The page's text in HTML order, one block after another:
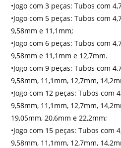
•Jogo com 3 peças: Tubos com
•Jogo com 5 peças: Tubos com
9,58mm e 11,1mm;
•Jogo com 6 peças: Tubos com
9,58mm e 11,1mm e 12,7mm.
•Jogo com 9 peças: Tubos com
9,58mm, 11,1mm, 12,7mm,
•Jogo com 12 peças: Tubos com
9,58mm, 11,1mm, 12,7mm,
19,05mm, 20,6mm e 22,2mm;
•Jogo com 15 peças: Tubos com
9,58mm, 11,1mm, 12,7mm,